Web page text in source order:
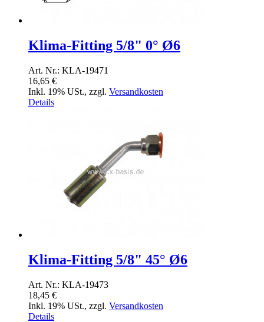
Klima-Fitting 5/8" 0° Ø6
Art. Nr.: KLA-19471
16,65 €
Inkl. 19% USt., zzgl. Versandkosten
Details
Klima-Fitting 5/8" 45° Ø6
Art. Nr.: KLA-19473
18,45 €
Inkl. 19% USt., zzgl. Versandkosten
Details